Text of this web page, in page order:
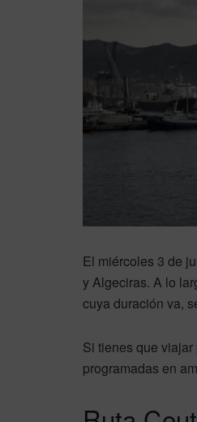
El miércoles 3 de
y Algeciras. A lo
cuya duración va,
Si tienes que
programadas en